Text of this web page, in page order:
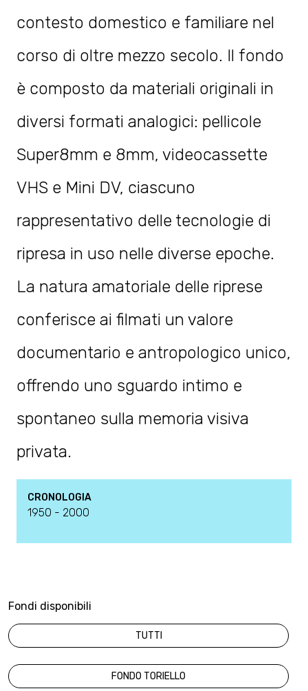
contesto domestico e familiare nel
corso di oltre mezzo secolo. Il fondo
è composto da materiali originali in
diversi formati analogici: pellicole
Super8mm e 8mm, videocassette
VHS e Mini DV, ciascuno
rappresentativo delle tecnologie di
ripresa in uso nelle diverse epoche.
La natura amatoriale delle riprese
conferisce ai filmati un valore
documentario e antropologico unico,
offrendo uno sguardo intimo e
spontaneo sulla memoria visiva
privata.
CRONOLOGIA
1950 - 2000
Fondi disponibili
TUTTI
FONDO TORIELLO